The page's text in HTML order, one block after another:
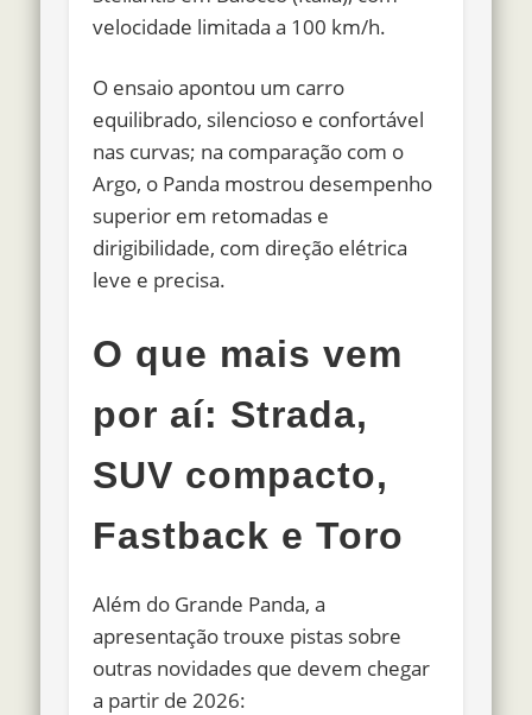
velocidade limitada a 100 km/h.
O ensaio apontou um carro
equilibrado, silencioso e confortável
nas curvas; na comparação com o
Argo, o Panda mostrou desempenho
superior em retomadas e
dirigibilidade, com direção elétrica
leve e precisa.
O que mais vem
por aí: Strada,
SUV compacto,
Fastback e Toro
Além do Grande Panda, a
apresentação trouxe pistas sobre
outras novidades que devem chegar
a partir de 2026: